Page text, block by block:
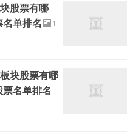
股票有哪
单排名
1
块股票有哪
名单排名